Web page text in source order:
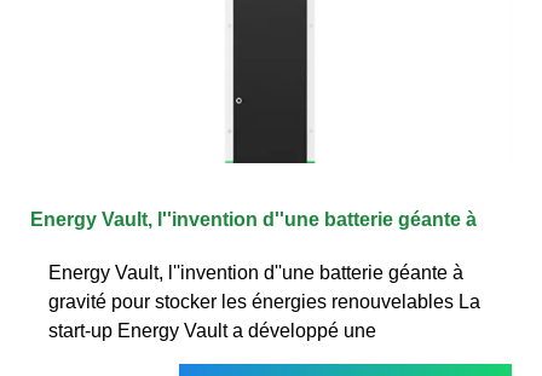
Energy Vault, l''invention d''une batterie géante à
Energy Vault, l''invention d''une batterie géante à
gravité pour stocker les énergies renouvelables La
start-up Energy Vault a développé une